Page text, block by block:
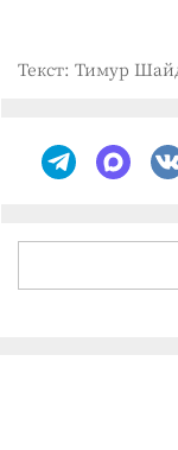
Текст: Тимур